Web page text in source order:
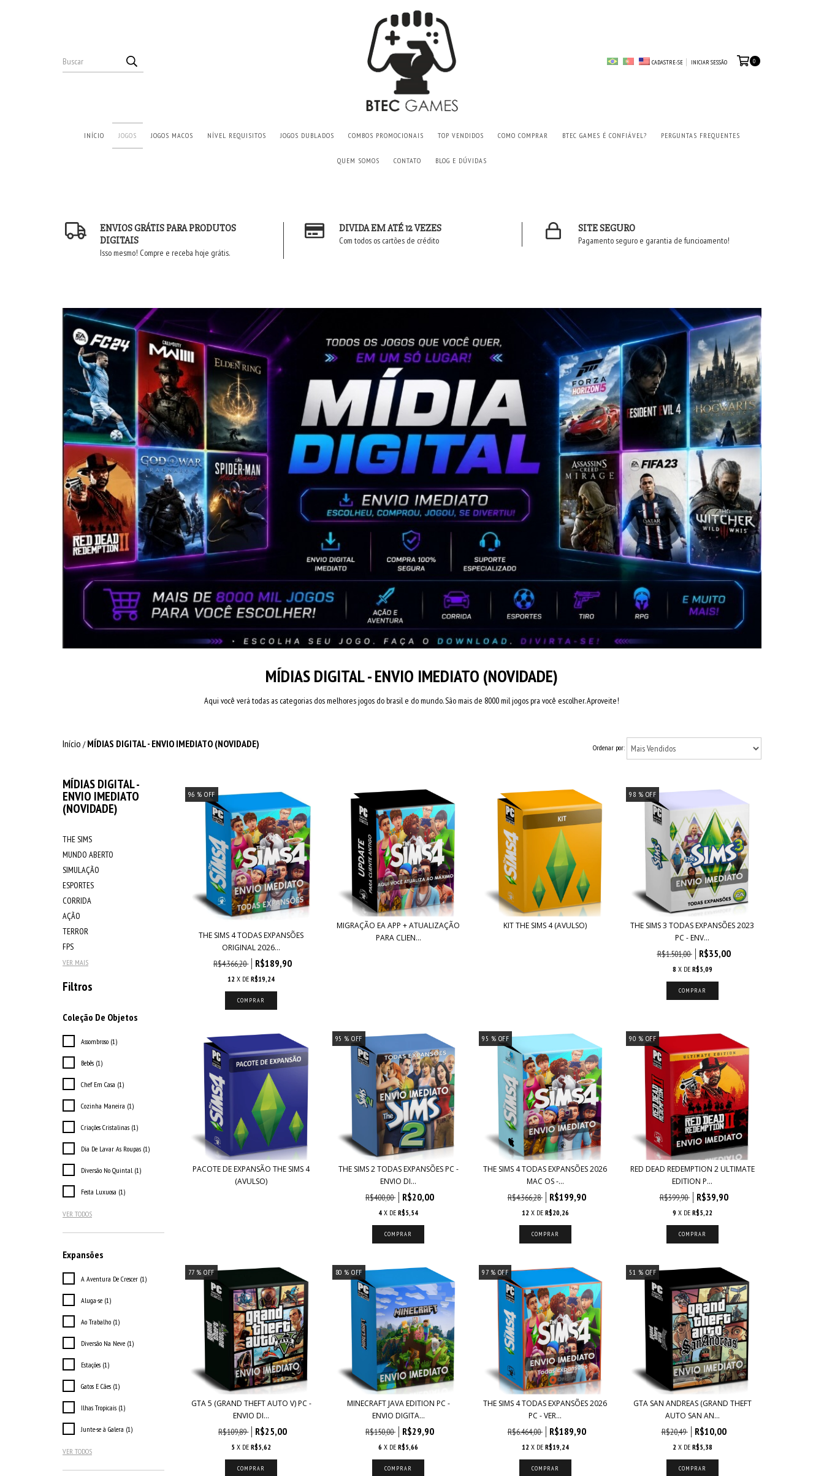
CADASTRE-SE INICIAR SESSÃO 0
INÍCIO JOGOS JOGOS MACOS NÍVEL REQUISITOS JOGOS DUBLADOS COMBOS PROMOCIONAIS TOP VENDIDOS COMO COMPRAR BTEC GAMES É CONFIÁVEL? PERGUNTAS FREQUENTES
QUEM SOMOS CONTATO BLOG E DÚVIDAS
ENVIOS GRÁTIS PARA PRODUTOS
DIGITAIS
Isso mesmo! Compre e receba hoje grátis.
DIVIDA EM ATÉ 12 VEZES
Com todos os cartões de crédito
SITE SEGURO
Pagamento seguro e garantia de funcioamento!
MÍDIAS DIGITAL - ENVIO IMEDIATO (NOVIDADE)
Aqui você verá todas as categorias dos melhores jogos do brasil e do mundo. São mais de 8000 mil jogos pra você escolher. Aproveite!
Início / MÍDIAS DIGITAL - ENVIO IMEDIATO (NOVIDADE) Ordenar por:
MÍDIAS DIGITAL -
ENVIO IMEDIATO
(NOVIDADE)
THE SIMS
MUNDO ABERTO
SIMULAÇÃO
ESPORTES
CORRIDA
AÇÃO
TERROR
FPS
VER MAIS
Filtros
Coleção De Objetos
Assombroso (1)
Bebês (1)
Chef Em Casa (1)
Cozinha Maneira (1)
Criações Cristalinas (1)
Dia De Lavar As Roupas (1)
Diversão No Quintal (1)
Festa Luxuosa (1)
VER TODOS
Expansões
A Aventura De Crescer (1)
Aluga-se (1)
Ao Trabalho (1)
Diversão Na Neve (1)
Estações (1)
Gatos E Cães (1)
Ilhas Tropicais (1)
Junte-se à Galera (1)
VER TODOS
96 % OFF
THE SIMS 4 TODAS EXPANSÕES
ORIGINAL 2026...
R$4.366,20 R$189,90
12 X DER$19,24
MIGRAÇÃO EA APP + ATUALIZAÇÃO
PARA CLIEN...
KIT THE SIMS 4 (AVULSO)
98 % OFF
THE SIMS 3 TODAS EXPANSÕES 2023
PC - ENV...
R$1.501,00 R$35,00
8 X DE R$5,09
PACOTE DE EXPANSÃO THE SIMS 4
(AVULSO)
95 % OFF
THE SIMS 2 TODAS EXPANSÕES PC -
ENVIO DI...
R$400,00 R$20,00
4 X DER$5,54
95 % OFF
THE SIMS 4 TODAS EXPANSÕES 2026
MAC OS -...
R$4.366,28 R$199,90
12 X DE R$20,26
90 % OFF
RED DEAD REDEMPTION 2 ULTIMATE
EDITION P...
R$399,90 R$39,90
9 X DE R$5,22
77% OFF
GTA 5 (GRAND THEFT AUTO V) PC -
ENVIO DI...
R$109,89 R$25,00
5 X DER$5,62
80 % OFF
MINECRAFT JAVA EDITION PC -
ENVIO DIGITA...
R$150,00 R$29,90
6 X DER$5,66
97% OFF
THE SIMS 4 TODAS EXPANSÕES 2026
PC - VER...
R$6.464,00 R$189,90
12 X DE R$19,24
51 % OFF
GTA SAN ANDREAS (GRAND THEFT
AUTO SAN AN...
R$20,49 R$10,00
2 X DE R$5,38